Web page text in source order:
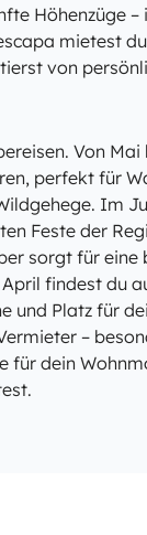
Höhenzüge –
mietest
von
Von
perfekt für
Im
Feste der
sorgt für eine
findest du
und Platz für
–
für dein